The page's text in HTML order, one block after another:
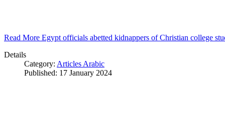
Read More Egypt officials abetted kidnappers of Christian college
Details
Category: Articles Arabic
Published: 17 January 2024